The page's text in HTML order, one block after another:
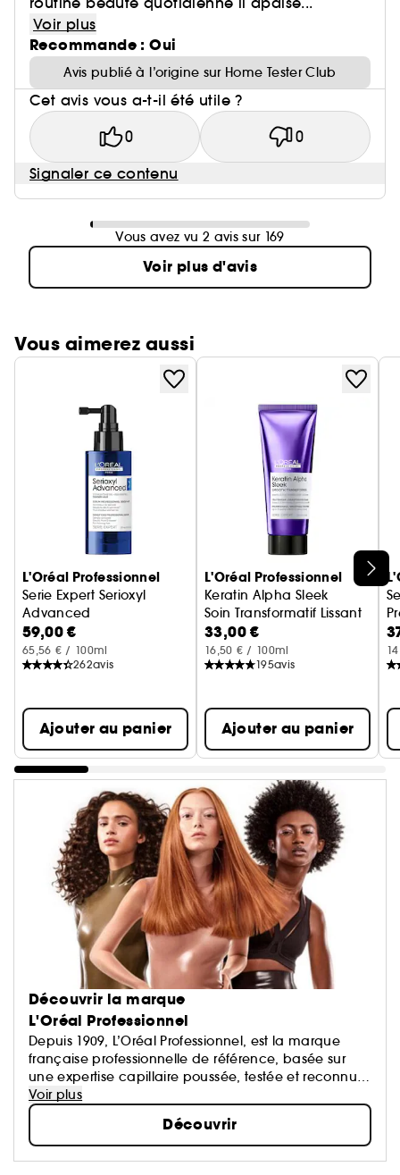
Voir plus
Recommande : Oui
Avis publié à l’origine sur Home Tester Club
Cet avis vous a-t-il été utile ?
0 0
Signaler ce contenu
Vous avez vu 2 avis sur 169
Voir plus d'avis
Vous aimerez aussi
Ignorer le carrousel produits
L'Oréal Professionnel
Serie Expert Serioxyl
Advanced
Sérum professionnel Serioxyl densifiant
59,00 €
65,56 € / 100ml
262avis
Ajouter au panier
L'Oréal Professionnel
Keratin Alpha Sleek
Soin Transformatif Lissant
33,00 €
16,50 € / 100ml
195avis
Ajouter au panier
Découvrir la marque
L'Oréal Professionnel
Depuis 1909, L’Oréal Professionnel, est la marque
française professionnelle de référence, basée sur
une expertise capillaire poussée, testée et reconnue
par les coiffeurs en salons. Grâce à une technologie
moléculaire de haute précision, les soins L’Oréal
Professionnel s’adressent à tous les types de
cheveux. Les produits de styling allient technologie
et avant-gardisme artistique pour des looks inspirés
Voir plus
Découvrir